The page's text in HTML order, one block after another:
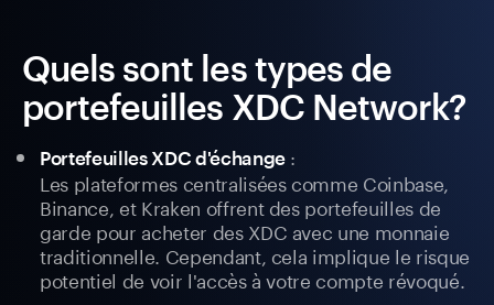
Quels sont les types de
portefeuilles XDC Network?
Portefeuilles XDC d'échange:
Les plateformes centralisées comme Coinbase,
Binance, et Kraken offrent des portefeuilles de
garde pour acheter des XDC avec une monnaie
traditionnelle. Cependant, cela implique le risque
potentiel de voir l'accès à votre compte révoqué.